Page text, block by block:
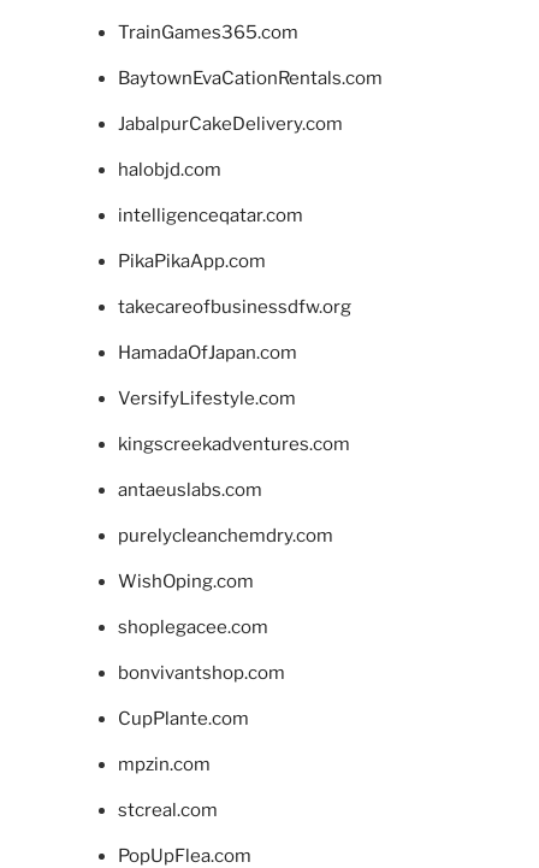
TrainGames365.com
BaytownEvaCationRentals.com
JabalpurCakeDelivery.com
halobjd.com
intelligenceqatar.com
PikaPikaApp.com
takecareofbusinessdfw.org
HamadaOfJapan.com
VersifyLifestyle.com
kingscreekadventures.com
antaeuslabs.com
purelycleanchemdry.com
WishOping.com
shoplegacee.com
bonvivantshop.com
CupPlante.com
mpzin.com
stcreal.com
PopUpFlea.com